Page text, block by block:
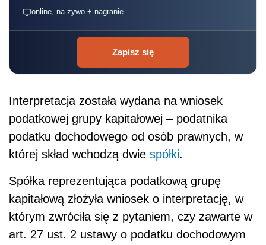
online, na żywo + nagranie
Zapisz się
Interpretacja została wydana na wniosek
podatkowej grupy kapitałowej – podatnika
podatku dochodowego od osób prawnych, w
której skład wchodzą dwie spółki.
Spółka reprezentująca podatkową grupę
kapitałową złożyła wniosek o interpretację, w
którym zwróciła się z pytaniem, czy zawarte w
art. 27 ust. 2 ustawy o podatku dochodowym